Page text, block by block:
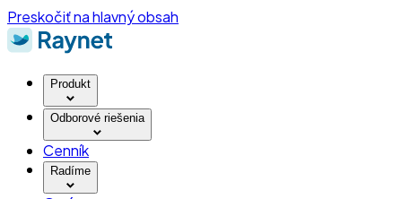
Preskočiť na hlavný obsah
Produkt
Odborové riešenia
Cenník
Radíme